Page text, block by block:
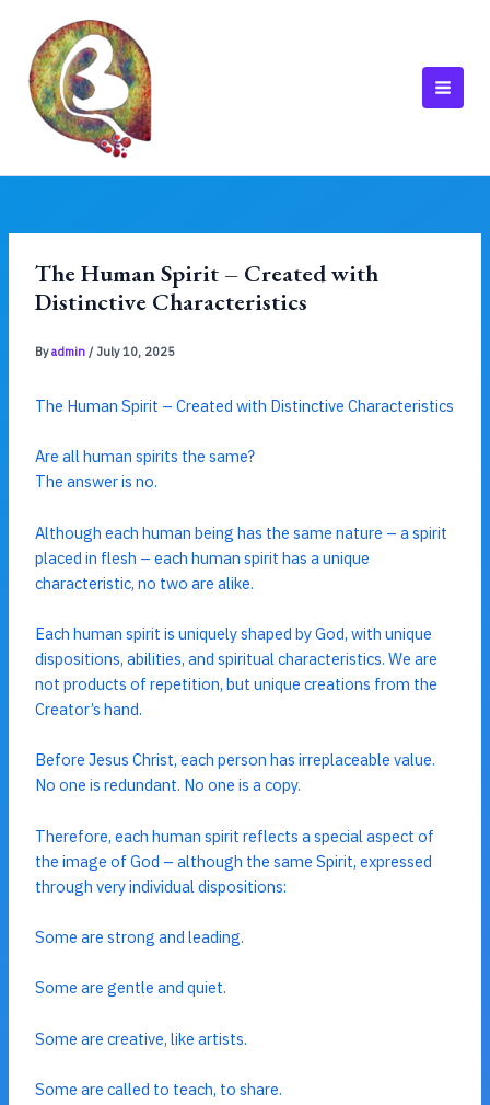
content
The Human Spirit – Created with
Distinctive Characteristics
Byadmin / July 10, 2025
The Human Spirit – Created with Distinctive Characteristics
Are all human spirits the same?
The answer is no.
Although each human being has the same nature – a spirit
placed in flesh – each human spirit has a unique
characteristic, no two are alike.
Each human spirit is uniquely shaped by God, with unique
dispositions, abilities, and spiritual characteristics. We are
not products of repetition, but unique creations from the
Creator’s hand.
Before Jesus Christ, each person has irreplaceable value.
No one is redundant. No one is a copy.
Therefore, each human spirit reflects a special aspect of
the image of God – although the same Spirit, expressed
through very individual dispositions:
Some are strong and leading.
Some are gentle and quiet.
Some are creative, like artists.
Some are called to teach, to share.